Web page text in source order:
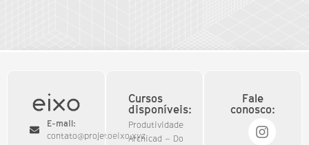
E-mail:
contato@projetoeixo.xyz
Cursos
disponíveis:
Produtividade
Archicad – Do
Fale
conosco: